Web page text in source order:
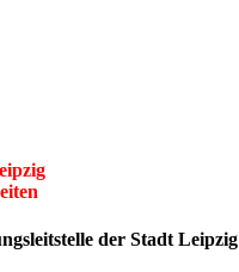
der Stadt Leipzig